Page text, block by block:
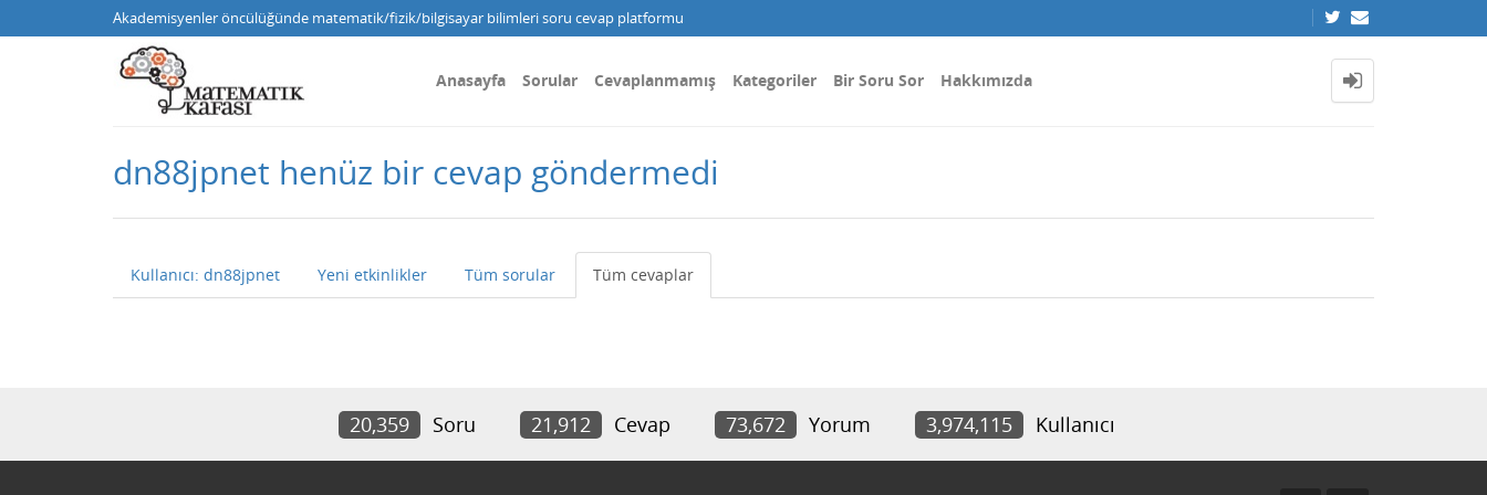
Akademisyenler öncülüğünde matematik/fizik/bilgisayar bilimleri soru cevap platformu
Anasayfa Sorular Cevaplanmamış Kategoriler Bir Soru Sor Hakkımızda
dn88jpnet henüz bir cevap göndermedi
Kullanıcı: dn88jpnet Yeni etkinlikler Tüm sorular Tüm cevaplar
20,359 Soru 21,912 Cevap 73,672 Yorum 3,974,115 Kullanıcı